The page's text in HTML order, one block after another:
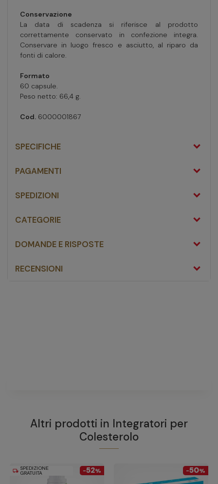
Conservazione
La data di scadenza si riferisce al prodotto
correttamente conservato in confezione integra.
Conservare in luogo fresco e asciutto, al riparo da
fonti di calore.
Formato
60 capsule.
Peso netto: 66,4 g.
Cod. 6000001867
SPECIFICHE
PAGAMENTI
SPEDIZIONI
CATEGORIE
DOMANDE E RISPOSTE
RECENSIONI
Altri prodotti in Integratori per
Colesterolo
local_shipping SPEDIZIONE
GRATUITA -52% -50%